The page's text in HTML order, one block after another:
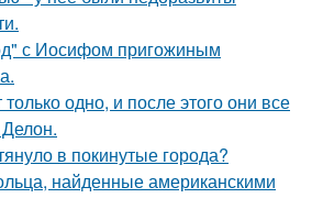
с Иосифом пригожиным
одно, и после этого они все
в покинутые города?
найденные американскими